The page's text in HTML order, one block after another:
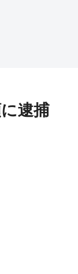
逮捕